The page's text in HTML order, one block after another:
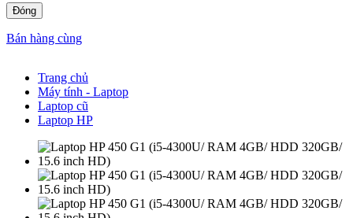
Đóng
Bán hàng cùng
Trang chủ
Máy tính - Laptop
Laptop cũ
Laptop HP